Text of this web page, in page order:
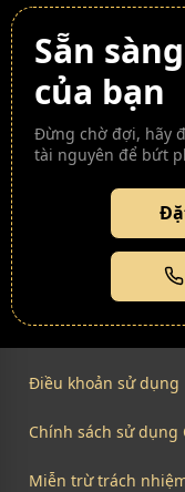
Sẵn
của bạn
Đừng chờ đợi, hãy
tài nguyên để bứt
Điều khoản sử dụng
Chính sách sử dụng
Miễn trừ trách